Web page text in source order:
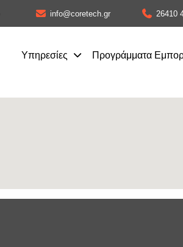
info@coretech.gr 26410
Υπηρεσίες Προγράμματα